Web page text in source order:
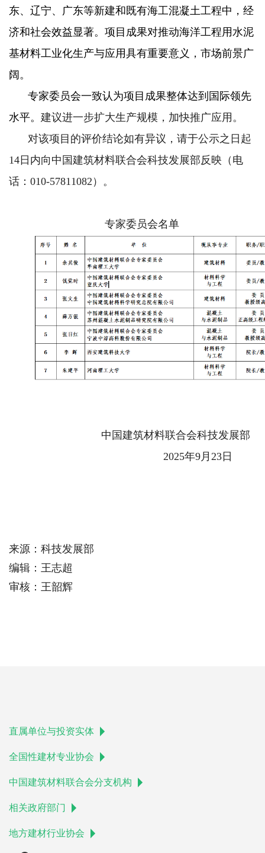
东、辽宁、广东等新建和既有海工混凝土工程中，经
济和社会效益显著。项目成果对推动海洋工程用水泥
基材料工业化生产与应用具有重要意义，市场前景广
阔。
专家委员会一致认为项目成果整体达到国际领先
水平。 建议进一步扩大生产规模，加快推广应用。
对该项目的评价结论如有异议，请于公示之日起
14日内向中国建筑材料联合会科技发展部反映（电
话：010-57811082）。
专家委员会名单
中国建筑材料联合会科技发展部
2025年9月23日
来源：科技发展部
编辑：王志超
审核：王韶辉
直属单位与投资实体
全国性建材专业协会
中国建筑材料联合会分支机构
相关政府部门
地方建材行业协会